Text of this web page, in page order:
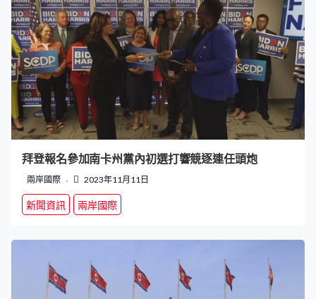
拜登報名參加南卡州黨內初選打響競逐連任頭炮
兩岸國際 2023年11月11日
新聞資訊 兩岸國際